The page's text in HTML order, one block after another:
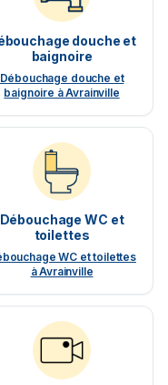
douche et
baignoire
Débouchage douche et
baignoire à Avrainville
Débouchage WC et
toilettes
WC et toilettes
à Avrainville